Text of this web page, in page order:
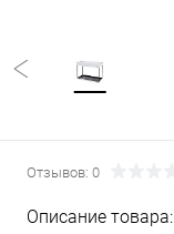
Отзывов: 0
Описание товара: